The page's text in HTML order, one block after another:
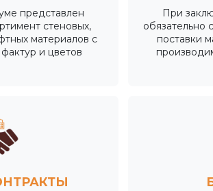
представлен
стеновых,
материалов с
и цветов
При
обязательно
поставки